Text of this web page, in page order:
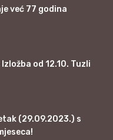
već 77 godina
od 12.10. Tuzli
(29.09.2023.) s